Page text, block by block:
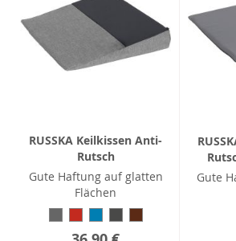
RUSSKA Keilkissen Anti-
Rutsch
Gute Haftung auf glatten
Flächen
Gute